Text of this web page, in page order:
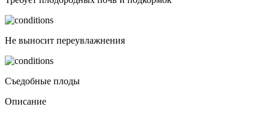
Не выносит переувлажнения
Съедобные плоды
Описание